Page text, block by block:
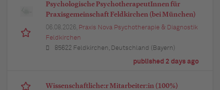
Psychologische PsychotherapeutInnen für
Praxisgemeinschaft Feldkirchen (bei München)
06.08.2026, Praxis Nova Psychotherapie & Diagnostik
Feldkirchen
85622 Feldkirchen, Deutschland (Bayern)
published 2 days ago
Wissenschaftliche:r Mitarbeiter:in (100%)